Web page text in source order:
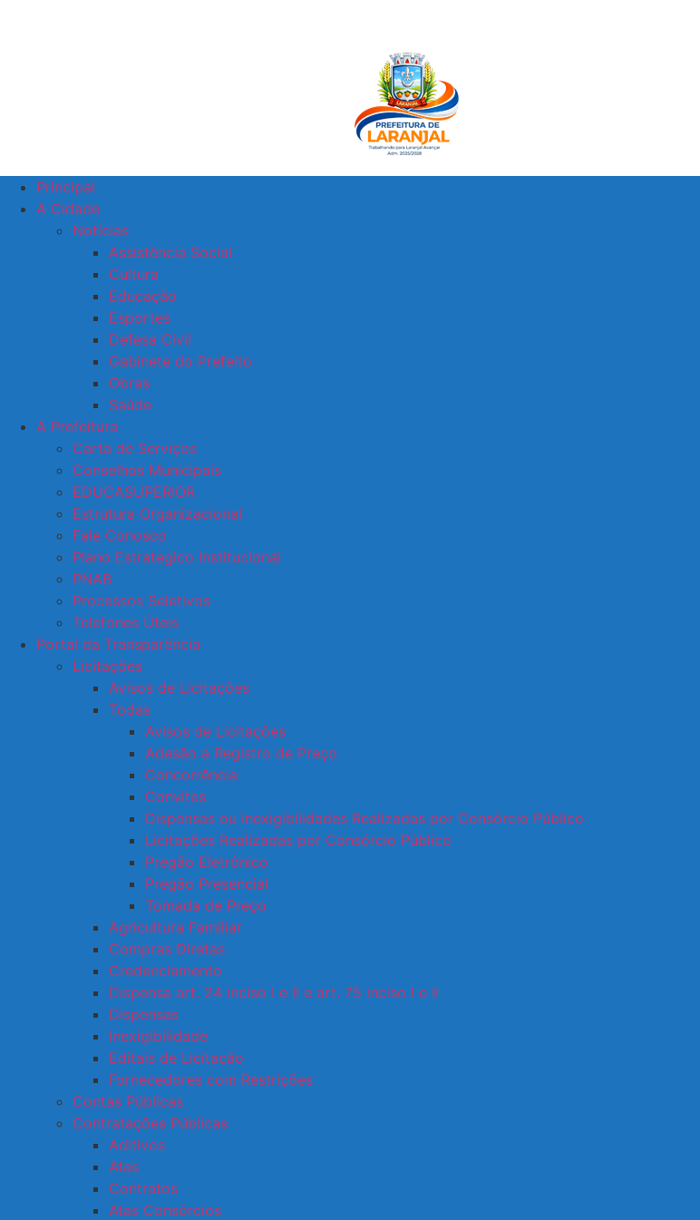
Principal
A Cidade
Notícias
Assistência Social
Cultura
Educação
Esportes
Defesa Civil
Gabinete do Prefeito
Obras
Saúde
A Prefeitura
Carta de Serviços
Conselhos Municipais
EDUCASUPERIOR
Estrutura Organizacional
Fale Conosco
Plano Estrategico Institucional
PNAB
Processos Seletivos
Telefones Úteis
Portal da Transparência
Licitações
Avisos de Licitações
Todas
Avisos de Licitações
Adesão a Registro de Preço
Concorrência
Convites
Dispensas ou Inexigibilidades Realizadas por Consórcio Público
Licitações Realizadas por Consórcio Público
Pregão Eletrônico
Pregão Presencial
Tomada de Preço
Agricultura Familiar
Compras Diretas
Credenciamento
Dispensa art. 24 inciso I e II e art. 75 inciso I e II
Dispensas
Inexigibilidade
Editais de Licitação
Fornecedores com Restrições
Contas Públicas
Contratações Públicas
Aditivos
Atas
Contratos
Atas Consórcios